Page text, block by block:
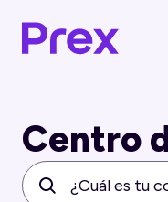
Centro